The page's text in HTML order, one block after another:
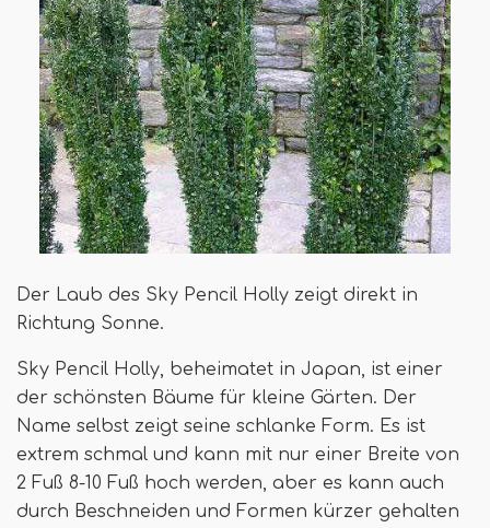
Der Laub des Sky Pencil Holly zeigt direkt in
Richtung Sonne.
Sky Pencil Holly, beheimatet in Japan, ist einer
der schönsten Bäume für kleine Gärten. Der
Name selbst zeigt seine schlanke Form. Es ist
extrem schmal und kann mit nur einer Breite von
2 Fuß 8-10 Fuß hoch werden, aber es kann auch
durch Beschneiden und Formen kürzer gehalten